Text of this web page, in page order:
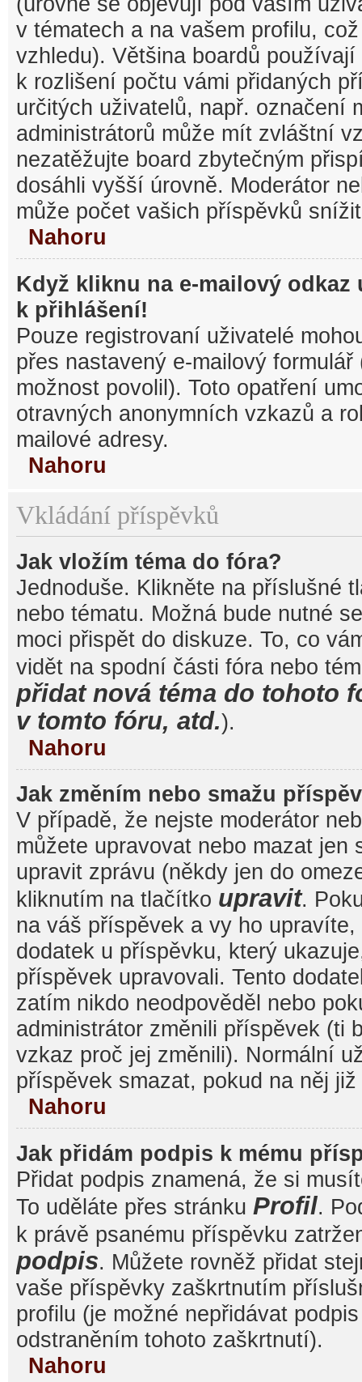
v tématech a na vašem profilu,
vzhledu). Většina boardů
k rozlišení počtu vámi přidaných
určitých uživatelů, např. označení
administrátorů může mít zvláštní
nezatěžujte board zbytečným
dosáhli vyšší úrovně. Moderátor
může počet vašich příspěvků
Nahoru
Když kliknu na e-mailový odkaz
k přihlášení!
Pouze registrovaní uživatelé
přes nastavený e-mailový
možnost povolil). Toto opatření
otravných anonymních vzkazů a
mailové adresy.
Nahoru
Vkládání příspěvků
Jak vložím téma do fóra?
Jednoduše. Klikněte na příslušné
nebo tématu. Možná bude nutné
moci přispět do diskuze. To, co
vidět na spodní části fóra nebo
přidat nová téma do tohoto
v tomto fóru, atd.).
Nahoru
Jak změním nebo smažu
V případě, že nejste moderátor
můžete upravovat nebo mazat jen
upravit zprávu (někdy jen do
kliknutím na tlačítko upravit.
na váš příspěvek a vy ho
dodatek u příspěvku, který
příspěvek upravovali. Tento
zatím nikdo neodpověděl nebo
administrátor změnili příspěvek (ti
vzkaz proč jej změnili). Normální
příspěvek smazat, pokud na něj
Nahoru
Jak přidám podpis k mému
Přidat podpis znamená, že si
To uděláte přes stránku Profil.
k právě psanému příspěvku
podpis. Můžete rovněž přidat
vaše příspěvky zaškrtnutím
profilu (je možné nepřidávat
odstraněním tohoto zaškrtnutí).
Nahoru